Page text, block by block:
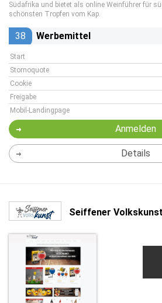
Südafrika und bietet als online Weinführer für
schönsten Tropfen vom Kap.
38 Werbemittel
Start
Stornoquote
Cookie
Freigabe
Mobil-Landingpage
Anmelden
Details
Seiffener Volkskunst